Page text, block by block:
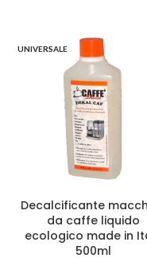
UNIVERSALE
Decalcificante
da caffe liquido
ecologico made in
500ml